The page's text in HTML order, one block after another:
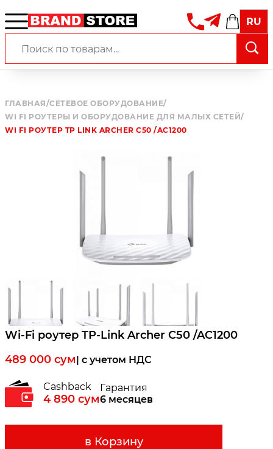
RU
ГЛАВНАЯ/СЕТЕВОЕ ОБОРУДОВАНИЕ/
WI FI РОУТЕРЫ И ОБОРУДОВАНИЕ ДЛЯ МАЛЫХ СЕТЕЙ/
WI FI РОУТЕР TP LINK ARCHER C50 /AC1200
Wi-Fi роутер TP-Link Archer C50 /AC1200
489 000 сум| c учетом НДС
Cashback
4 890 сум
Гарантия
6 месяцев
в Корзину